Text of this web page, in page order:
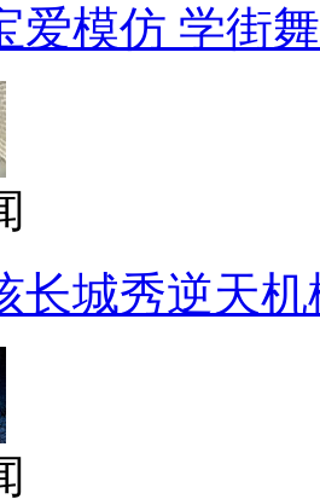
爱模仿 学街
长城秀逆天机